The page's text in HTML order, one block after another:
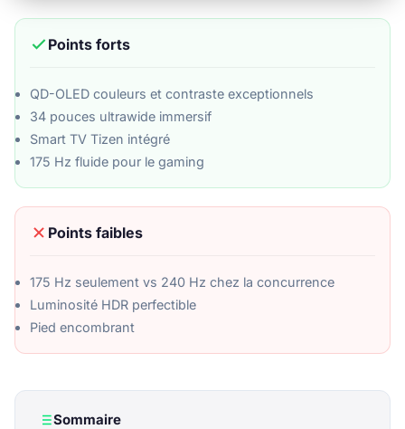
Points forts
QD-OLED couleurs et contraste exceptionnels
34 pouces ultrawide immersif
Smart TV Tizen intégré
175 Hz fluide pour le gaming
Points faibles
175 Hz seulement vs 240 Hz chez la concurrence
Luminosité HDR perfectible
Pied encombrant
Sommaire